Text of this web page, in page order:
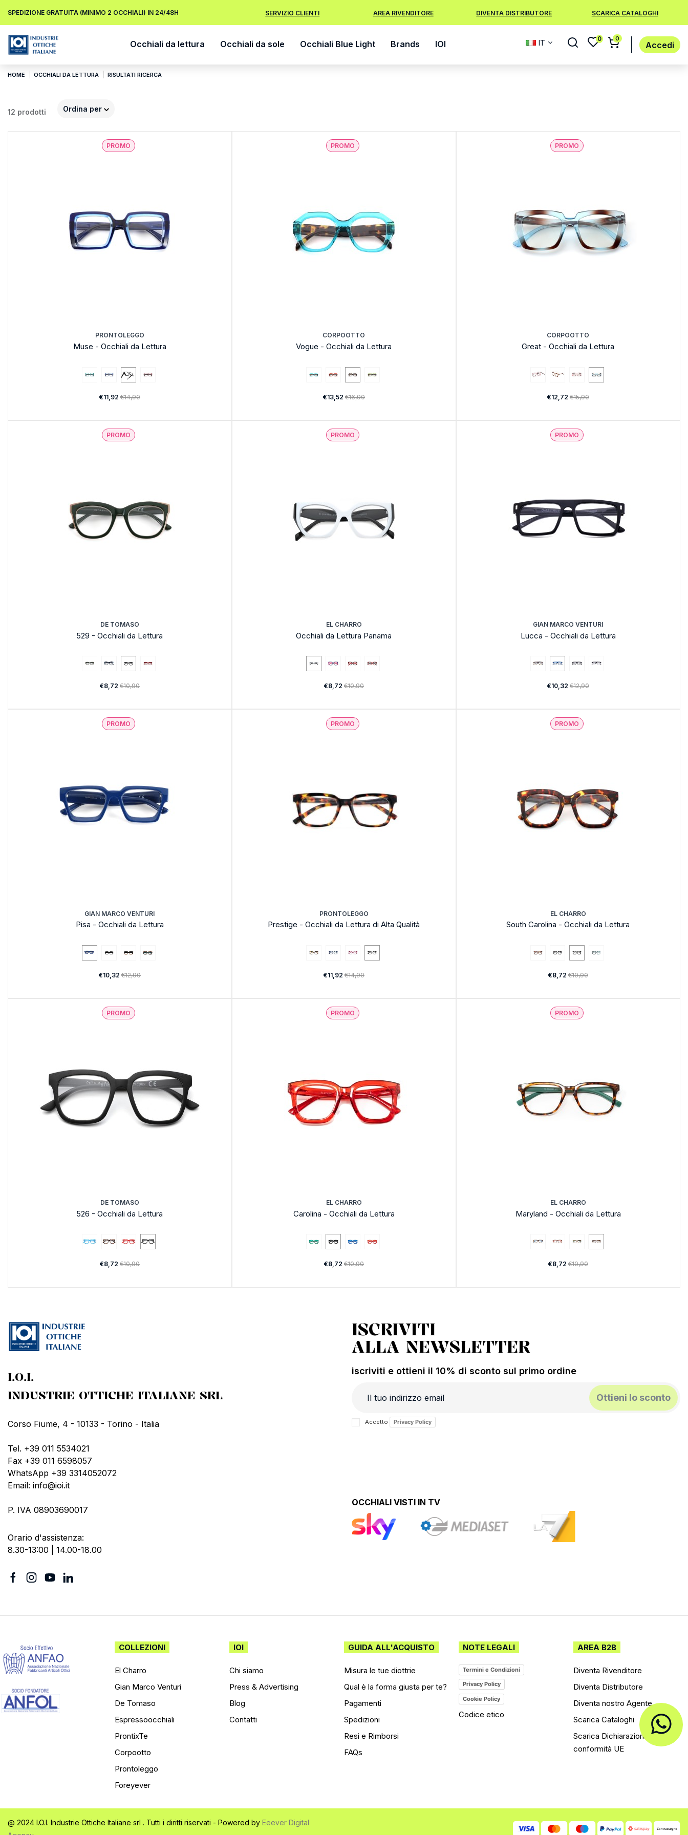
SPEDIZIONE GRATUITA (MINIMO 2 OCCHIALI) IN 24/48H SERVIZIO CLIENTI AREA RIVENDITORE DIVENTA DISTRIBUTORE SCARICA CATALOGHI
Occhiali da lettura Occhiali da sole Occhiali Blue Light Brands IOI IT 0 0
Accedi
HOME OCCHIALI DA LETTURA RISULTATI RICERCA
12 prodotti Ordina per
PROMO
PRONTOLEGGO
Muse - Occhiali da Lettura
€11,92 €14,90
PROMO
CORPOOTTO
Vogue - Occhiali da Lettura
€13,52 €16,90
PROMO
CORPOOTTO
Great - Occhiali da Lettura
€12,72 €15,90
PROMO
DE TOMASO
529 - Occhiali da Lettura
€8,72 €10,90
PROMO
EL CHARRO
Occhiali da Lettura Panama
€8,72 €10,90
PROMO
GIAN MARCO VENTURI
Lucca - Occhiali da Lettura
€10,32 €12,90
PROMO
GIAN MARCO VENTURI
Pisa - Occhiali da Lettura
€10,32 €12,90
PROMO
PRONTOLEGGO
Prestige - Occhiali da Lettura di Alta Qualità
€11,92 €14,90
PROMO
EL CHARRO
South Carolina - Occhiali da Lettura
€8,72 €10,90
PROMO
DE TOMASO
526 - Occhiali da Lettura
€8,72 €10,90
PROMO
EL CHARRO
Carolina - Occhiali da Lettura
€8,72 €10,90
PROMO
EL CHARRO
Maryland - Occhiali da Lettura
€8,72 €10,90
I.O.I.
INDUSTRIE OTTICHE ITALIANE SRL
Corso Fiume, 4 - 10133 - Torino - Italia
Tel. +39 011 5534021
Fax +39 011 6598057
WhatsApp +39 3314052072
Email: info@ioi.it
P. IVA 08903690017
Orario d'assistenza:
8.30-13:00 | 14.00-18.00
ISCRIVITI
ALLA NEWSLETTER
iscriviti e ottieni il 10% di sconto sul primo ordine
Ottieni lo sconto
Accetto Privacy Policy
OCCHIALI VISTI IN TV
COLLEZIONI
El Charro
Gian Marco Venturi
De Tomaso
Espressoocchiali
ProntixTe
Corpootto
Prontoleggo
Foreyever
IOI
Chi siamo
Press & Advertising
Blog
Contatti
GUIDA ALL'ACQUISTO
Misura le tue diottrie
Qual è la forma giusta per te?
Pagamenti
Spedizioni
Resi e Rimborsi
FAQs
NOTE LEGALI
Termini e Condizioni
Privacy Policy
Cookie Policy
Codice etico
AREA B2B
Diventa Rivenditore
Diventa Distributore
Diventa nostro Agente
Scarica Cataloghi
Scarica Dichiarazioni di
conformità UE
@ 2024 I.O.I. Industrie Ottiche Italiane srl . Tutti i diritti riservati - Powered by Eeever Digital